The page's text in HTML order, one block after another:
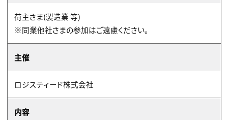
荷主さま(製造業 等)
※同業他社さまの参加はご遠慮ください。
主催
ロジスティード株式会社
内容